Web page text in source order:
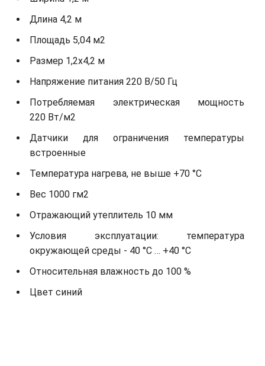
Длина 4,2 м
Площадь 5,04 м2
Размер 1,2х4,2 м
Напряжение питания 220 В/50 Гц
Потребляемая электрическая мощность
220 Вт/м2
Датчики для ограничения температуры
встроенные
Температура нагрева, не выше +70 °С
Вес 1000 гм2
Отражающий утеплитель 10 мм
Условия эксплуатации: температура
окружающей среды - 40 °С … +40 °С
Относительная влажность до 100 %
Цвет синий